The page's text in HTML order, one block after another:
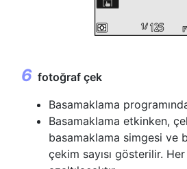
fotoğraf çek
Basamaklama
Basamaklama etkinken,
basamaklama simgesi ve
çekim sayısı gösterilir.